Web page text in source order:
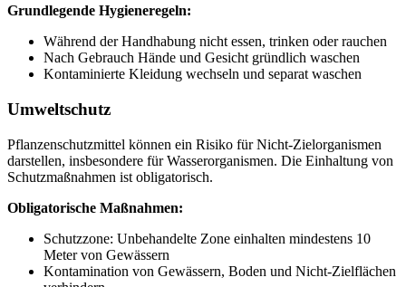
Grundlegende Hygieneregeln:
Während der Handhabung nicht essen, trinken oder rauchen
Nach Gebrauch Hände und Gesicht gründlich waschen
Kontaminierte Kleidung wechseln und separat waschen
Umweltschutz
Pflanzenschutzmittel können ein Risiko für Nicht-Zielorganismen
darstellen, insbesondere für Wasserorganismen. Die Einhaltung von
Schutzmaßnahmen ist obligatorisch.
Obligatorische Maßnahmen:
Schutzzone: Unbehandelte Zone einhalten mindestens 10
Meter von Gewässern
Kontamination von Gewässern, Boden und Nicht-Zielflächen